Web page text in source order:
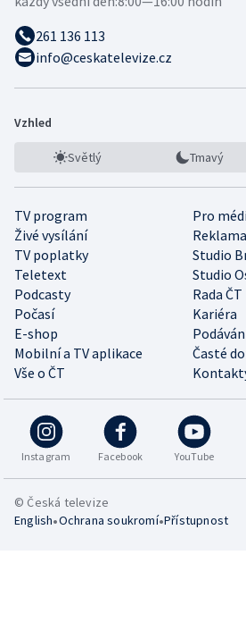
261 136 113
info@ceskatelevize.cz
Vzhled
Světlý Tmavý
TV program
Pro
Živé vysílání
Reklama
TV poplatky
Studio
Teletext
Studio
Podcasty
Rada ČT
Počasí
Kariéra
E-shop
Mobilní a TV aplikace
Časté
Vše o ČT
Instagram Facebook YouTube
© Česká televize
English•Ochrana soukromí•Přístupnost